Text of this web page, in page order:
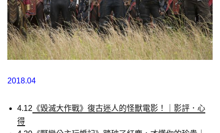
2018.04
4.12 《毀滅大作戰》復古迷人的怪獸電影！｜影評．心
得